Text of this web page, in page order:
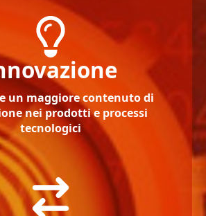
un maggiore contenuto di
nei prodotti e processi
tecnologici